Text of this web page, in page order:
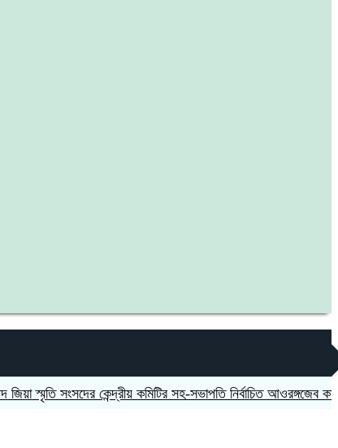
সংসদের কেন্দ্রীয় কমিটির সহ-সভাপতি নির্বাচিত আওরঙ্গজেব কামাল